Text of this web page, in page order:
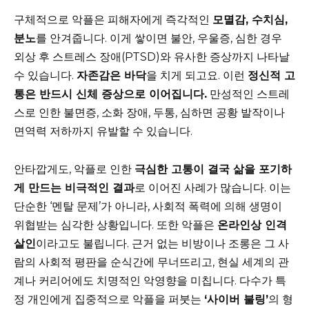
구체적으로 악플은 피해자에게 즉각적인 모멸감, 수치심,
분노를 안겨줍니다. 이게 쌓이면 불안, 우울증, 심한 경우
외상 후 스트레스 장애(PTSD)와 유사한 증상까지 나타날
수 있습니다. 자존감은 바닥을 치게 되고요. 이런 정신적 고
통은 반드시 신체 증상으로 이어집니다. 만성적인 스트레
스로 인한 불면증, 소화 장애, 두통, 심하면 공황 발작이나
면역력 저하까지 유발할 수 있습니다.
안타깝게도, 악플로 인한 극심한 고통이 결국 삶을 포기하
게 만드는 비극적인 결과로 이어진 사례가 많습니다. 이는
단순한 ‘멘탈 문제’가 아니라, 사회적 폭력에 의해 생명이
위협받는 심각한 상황입니다. 또한 악플은 온라인상 인격
살인이라고도 불립니다. 근거 없는 비방이나 조롱은 그 사
람의 사회적 평판을 순식간에 무너뜨리고, 현실 세계의 관
계나 커리어에도 치명적인 악영향을 미칩니다. 다수가 특
정 개인에게 집중적으로 악플을 퍼붓는 ‘사이버 불링’의 형